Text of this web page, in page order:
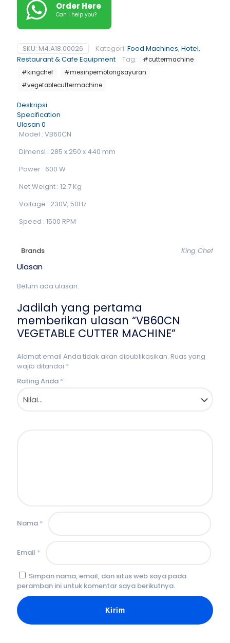
Order Here
Can I help you?
SKU: M4.A18.00026 Kategori: Food Machines, Hotel,
Restaurant & Cafe Equipment
Tag:
#cuttermachine
#kingchef
#mesinpemotongsayuran
#vegetablecuttermachine
Deskripsi
Specification
Ulasan 0
Model : VB60CN
Dimensi : 285 x 250 x 440 mm
Power : 600 W
Net Weight : 12.7 Kg
Voltage : 230V, 50Hz
Speed : 1500 RPM
Brands King Chef
Ulasan
Belum ada ulasan.
Jadilah yang pertama
memberikan ulasan “VB60CN
VEGETABLE CUTTER MACHINE”
Alamat email Anda tidak akan dipublikasikan. Ruas yang
wajib ditandai *
Rating Anda *
Nama *
Email *
Simpan nama, email, dan situs web saya pada
peramban ini untuk komentar saya berikutnya.